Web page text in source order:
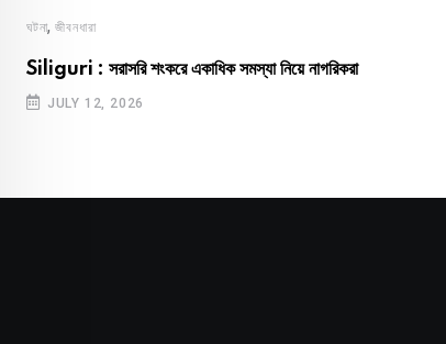
ঘটনা,জীবনধারা
Siliguri : সরাসরি শংকরে একাধিক সমস্যা নিয়ে নাগরিকরা
JULY 12, 2026